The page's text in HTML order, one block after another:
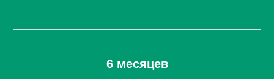
6 месяцев